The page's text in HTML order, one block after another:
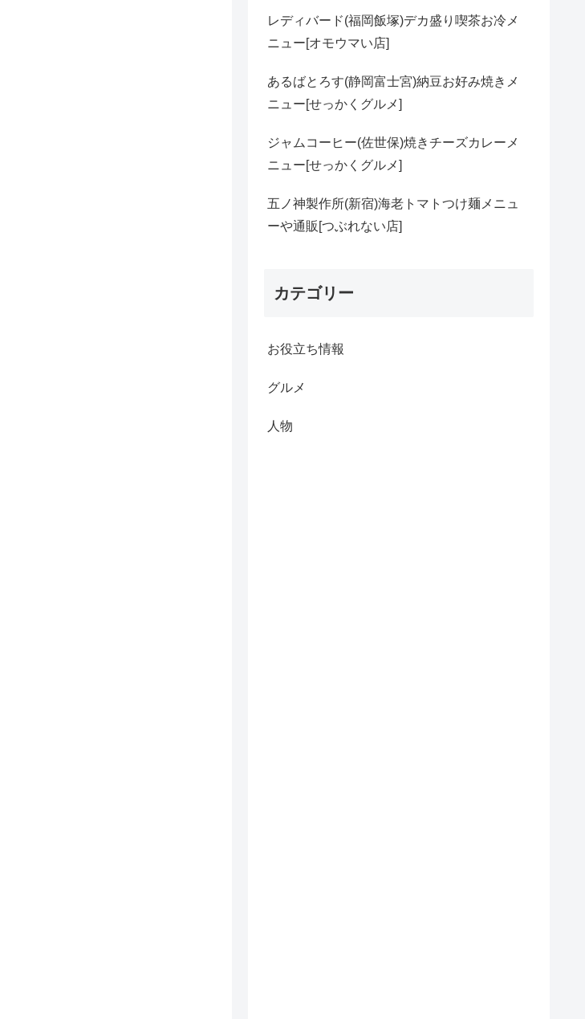
レディバード(福岡飯塚)デカ盛り喫茶お冷メ
ニュー[オモウマい店]
あるばとろす(静岡富士宮)納豆お好み焼きメ
ニュー[せっかくグルメ]
ジャムコーヒー(佐世保)焼きチーズカレーメ
ニュー[せっかくグルメ]
五ノ神製作所(新宿)海老トマトつけ麺メニュ
ーや通販[つぶれない店]
カテゴリー
お役立ち情報
グルメ
人物